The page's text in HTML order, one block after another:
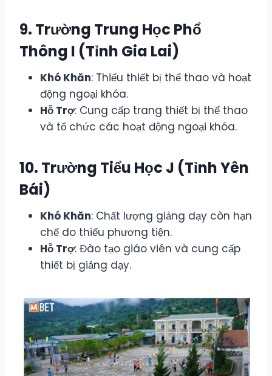
9. Trường Trung Học Phổ
Thông I (Tỉnh Gia Lai)
Khó Khăn: Thiếu thiết bị thể thao và hoạt
động ngoại khóa.
Hỗ Trợ: Cung cấp trang thiết bị thể thao
và tổ chức các hoạt động ngoại khóa.
10. Trường Tiểu Học J (Tỉnh Yên
Bái)
Khó Khăn: Chất lượng giảng dạy còn hạn
chế do thiếu phương tiện.
Hỗ Trợ: Đào tạo giáo viên và cung cấp
thiết bị giảng dạy.